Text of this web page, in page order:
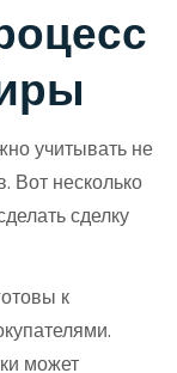
учитывать не
Вот несколько
сделку
к
может